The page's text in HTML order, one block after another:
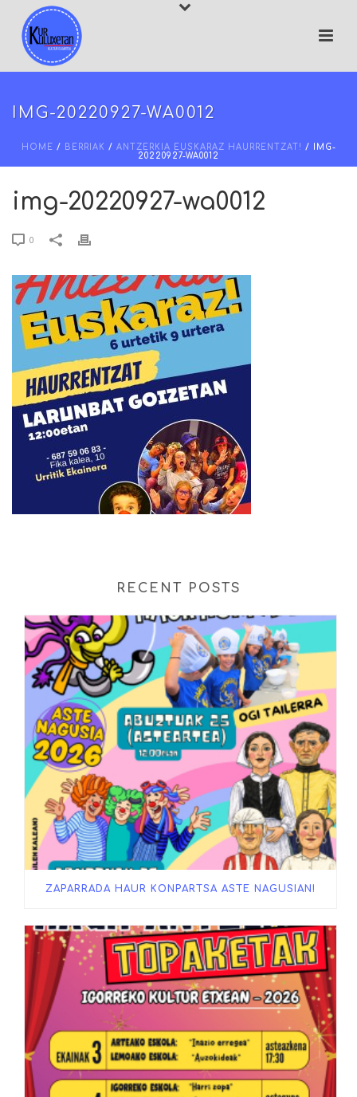
IMG-20220927-WA0012
HOME / BERRIAK / ANTZERKIA EUSKARAZ HAURRENTZAT! / IMG-
20220927-WA0012
img-20220927-wa0012
0
RECENT POSTS
ZAPARRADA HAUR KONPARTSA ASTE NAGUSIAN!